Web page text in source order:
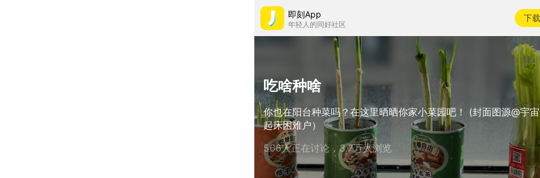
即刻App
年轻人的同好社区
下载
吃啥种啥
你也在阳台种菜吗？在这里晒晒你家小菜园吧！ (封面图源@宇宙
起床困难户）
566人正在讨论，3.7万人浏览